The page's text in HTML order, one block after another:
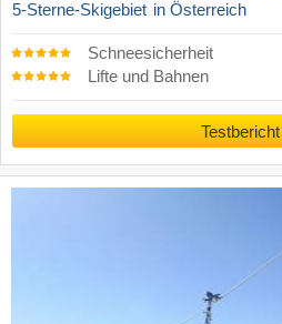
5-Sterne-Skigebiet in Österreich
Schneesicherheit
Lifte und Bahnen
Testbericht